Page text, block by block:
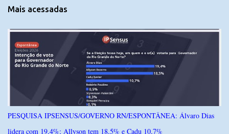
r
i
o
Mais acessadas
PESQUISA IPSENSUS/GOVERNO RN/ESPONTÂNEA: Álvaro Dias
lidera com 19,4%; Allyson tem 18,5% e Cadu 10,7%